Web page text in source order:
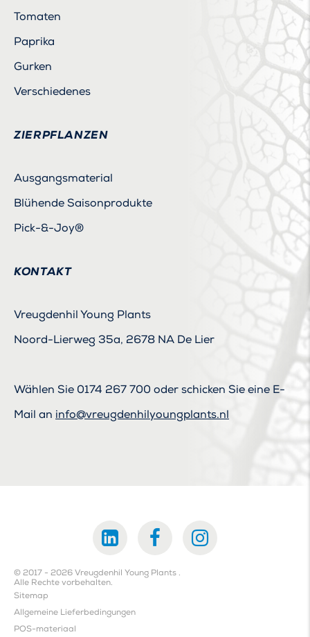
Tomaten
Paprika
Gurken
Verschiedenes
ZIERPFLANZEN
Ausgangsmaterial
Blühende Saisonprodukte
Pick-&-Joy®
KONTAKT
Vreugdenhil Young Plants
Noord-Lierweg 35a, 2678 NA De Lier
Wählen Sie 0174 267 700 oder schicken Sie eine E-
Mail an info@vreugdenhilyoungplants.nl
© 2017 - 2026 Vreugdenhil Young Plants .
Alle Rechte vorbehalten.
Sitemap
Allgemeine Lieferbedingungen
POS-materiaal